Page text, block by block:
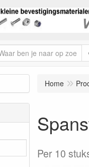
Home
Per 10